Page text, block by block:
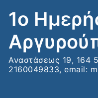
στο
περιεχόμενο
1ο
Αναστάσεως 19, 164
2160049833, email: